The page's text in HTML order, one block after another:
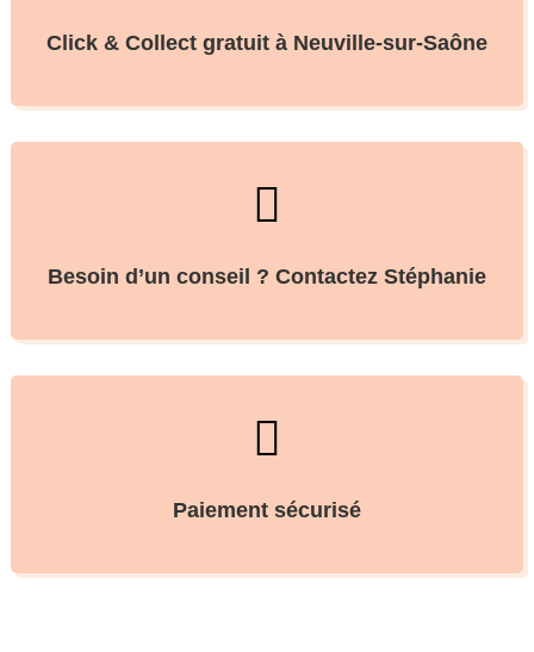
Click & Collect gratuit à Neuville-sur-Saône

Besoin d’un conseil ? Contactez Stéphanie

Paiement sécurisé